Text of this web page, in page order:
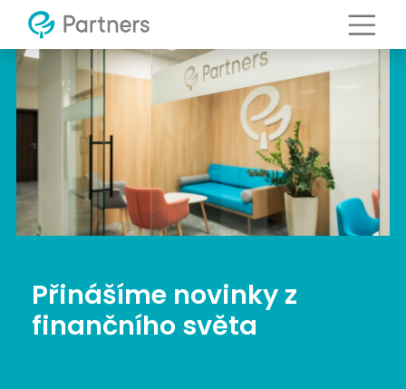
Přinášíme novinky z
finančního světa